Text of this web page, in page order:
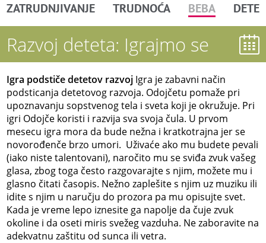
ZATRUDNJIVANJE TRUDNOĆA BEBA DETE
Razvoj deteta: Igrajmo se
Igra podstiče detetov razvoj Igra je zabavni način
podsticanja detetovog razvoja. Odojčetu pomaže pri
upoznavanju sopstvenog tela i sveta koji je okružuje. Pri
igri Odojče koristi i razvija sva svoja čula. U prvom
mesecu igra mora da bude nežna i kratkotrajna jer se
novorođenče brzo umori. Uživaće ako mu budete pevali
(iako niste talentovani), naročito mu se sviđa zvuk vašeg
glasa, zbog toga često razgovarajte s njim, možete mu i
glasno čitati časopis. Nežno zaplešite s njim uz muziku ili
idite s njim u naručju do prozora pa mu opisujte svet.
Kada je vreme lepo iznesite ga napolje da čuje zvuk
okoline i da oseti miris svežeg vazduha. Ne zaboravite na
adekvatnu zaštitu od sunca ili vetra.